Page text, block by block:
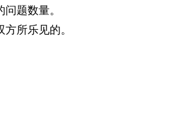
题数量。
所乐见的。